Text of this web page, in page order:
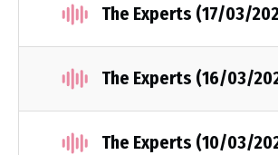
The Experts (17/03/
The Experts (16/03/
The Experts (10/03/